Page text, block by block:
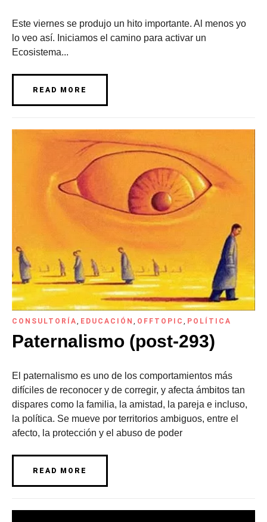
Este viernes se produjo un hito importante. Al menos yo
lo veo así. Iniciamos el camino para activar un
Ecosistema...
READ MORE
CONSULTORÍA, EDUCACIÓN , OFFTOPIC , POLÍTICA
Paternalismo (post-293)
El paternalismo es uno de los comportamientos más
difíciles de reconocer y de corregir, y afecta ámbitos tan
dispares como la familia, la amistad, la pareja e incluso,
la política. Se mueve por territorios ambiguos, entre el
afecto, la protección y el abuso de poder
READ MORE